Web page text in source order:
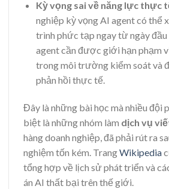
Kỳ vọng sai về năng lực thực
nghiệp kỳ vọng AI agent có thể
trình phức tạp ngay từ ngày
agent cần được giới hạn phạm
trong môi trường kiểm soát và
phản hồi thực tế.
Đây là những bài học mà nhiều đội
biệt là những nhóm làm dịch vụ
hàng doanh nghiệp, đã phải rút ra
nghiệm tốn kém. TrangWikipedia
tổng hợp về lịch sử phát triển và
án AI thất bại trên thế giới.